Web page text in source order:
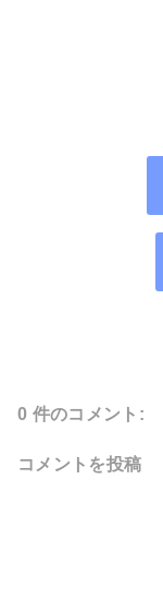
0 件のコメント:
コメントを投稿